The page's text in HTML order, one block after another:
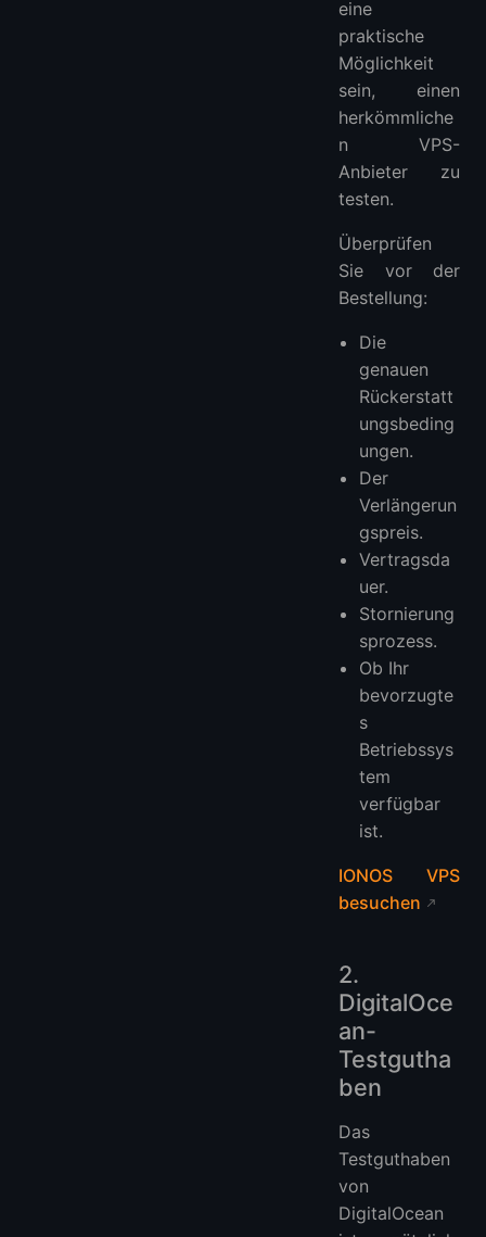
eine
praktische
Möglichkeit
sein, einen
herkömmliche
n VPS-
Anbieter zu
testen.
Überprüfen
Sie vor der
Bestellung:
Die
genauen
Rückerstatt
ungsbeding
ungen.
Der
Verlängerun
gspreis.
Vertragsda
uer.
Stornierung
sprozess.
Ob Ihr
bevorzugte
s
Betriebssys
tem
verfügbar
ist.
IONOS VPS
besuchen
2.
DigitalOce
an-
Testgutha
ben
Das
Testguthaben
von
DigitalOcean